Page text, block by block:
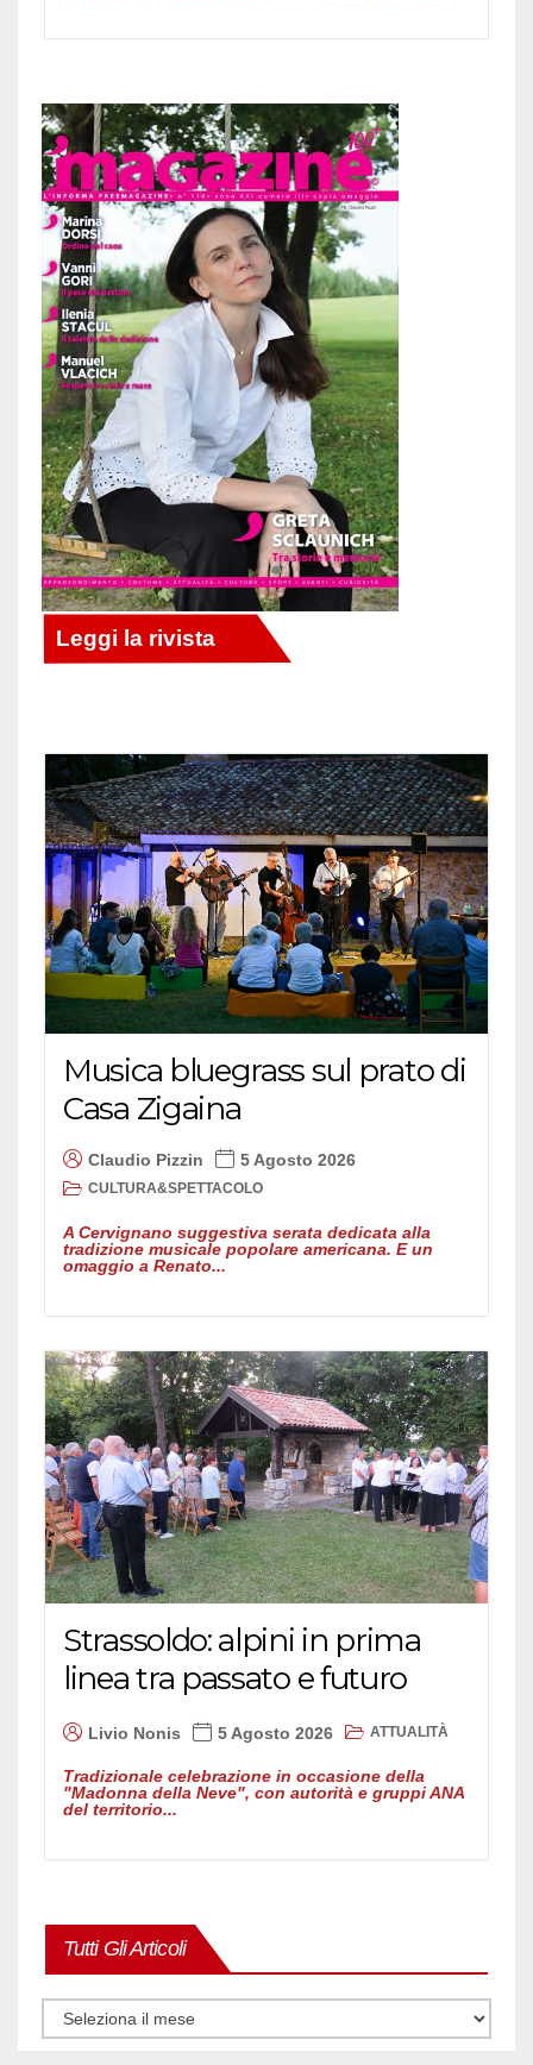
Musica bluegrass sul prato di
Casa Zigaina
Claudio Pizzin 5 Agosto 2026
CULTURA&SPETTACOLO
A Cervignano suggestiva serata dedicata alla
tradizione musicale popolare americana. E un
omaggio a Renato...
Strassoldo: alpini in prima
linea tra passato e futuro
Livio Nonis 5 Agosto 2026 ATTUALITÀ
Tradizionale celebrazione in occasione della
"Madonna della Neve", con autorità e gruppi ANA
del territorio...
Tutti Gli Articoli
Tutti
articoli